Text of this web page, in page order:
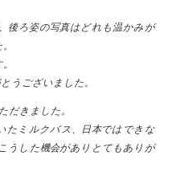
後ろ姿の写真はどれも温かみが
うございました。
だきました。
たミルクバス、日本ではできな
うした機会がありとてもありが